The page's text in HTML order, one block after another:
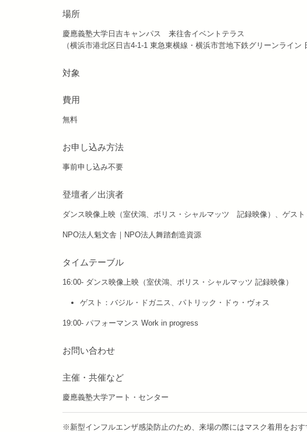
場所
慶應義塾大学日吉キャンパス 来往舎イベントテラス
（横浜市港北区日吉4-1-1 東急東横線・横浜市営地下鉄グリーンライン
対象
費用
無料
お申し込み方法
事前申し込み不要
登壇者／出演者
ダンス映像上映（室伏鴻、ボリス・シャルマッツ 記録映像）、ゲス
NPO法人魁文舎｜NPO法人舞踏創造資源
タイムテーブル
16:00- ダンス映像上映（室伏鴻、ボリス・シャルマッツ 記録映像）
ゲスト：バジル・ドガニス、パトリック・ドゥ・ヴォス
19:00- パフォーマンス Work in progress
お問い合わせ
主催・共催など
慶應義塾大学アート・センター
※新型インフルエンザ感染防止のため、来場の際にはマスク着用をおす